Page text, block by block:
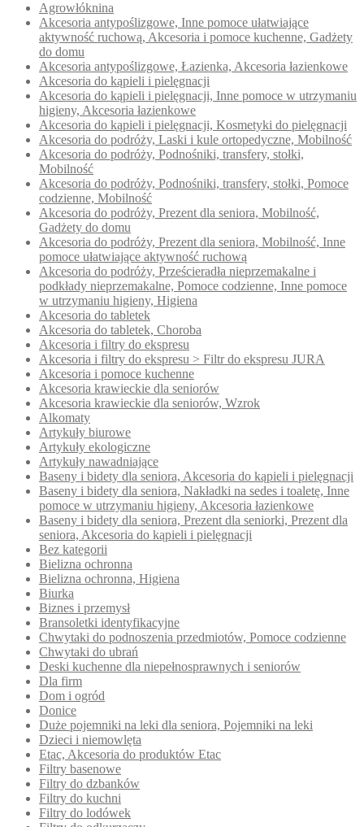
Agrowłóknina
Akcesoria antypoślizgowe, Inne pomoce ułatwiające
aktywność ruchową, Akcesoria i pomoce kuchenne, Gadżety
do domu
Akcesoria antypoślizgowe, Łazienka, Akcesoria łazienkowe
Akcesoria do kąpieli i pielęgnacji
Akcesoria do kąpieli i pielęgnacji, Inne pomoce w utrzymaniu
higieny, Akcesoria łazienkowe
Akcesoria do kąpieli i pielęgnacji, Kosmetyki do pielęgnacji
Akcesoria do podróży, Laski i kule ortopedyczne, Mobilność
Akcesoria do podróży, Podnośniki, transfery, stołki,
Mobilność
Akcesoria do podróży, Podnośniki, transfery, stołki, Pomoce
codzienne, Mobilność
Akcesoria do podróży, Prezent dla seniora, Mobilność,
Gadżety do domu
Akcesoria do podróży, Prezent dla seniora, Mobilność, Inne
pomoce ułatwiające aktywność ruchową
Akcesoria do podróży, Prześcieradła nieprzemakalne i
podkłady nieprzemakalne, Pomoce codzienne, Inne pomoce
w utrzymaniu higieny, Higiena
Akcesoria do tabletek
Akcesoria do tabletek, Choroba
Akcesoria i filtry do ekspresu
Akcesoria i filtry do ekspresu > Filtr do ekspresu JURA
Akcesoria i pomoce kuchenne
Akcesoria krawieckie dla seniorów
Akcesoria krawieckie dla seniorów, Wzrok
Alkomaty
Artykuły biurowe
Artykuły ekologiczne
Artykuły nawadniające
Baseny i bidety dla seniora, Akcesoria do kąpieli i pielęgnacji
Baseny i bidety dla seniora, Nakładki na sedes i toaletę, Inne
pomoce w utrzymaniu higieny, Akcesoria łazienkowe
Baseny i bidety dla seniora, Prezent dla seniorki, Prezent dla
seniora, Akcesoria do kąpieli i pielęgnacji
Bez kategorii
Bielizna ochronna
Bielizna ochronna, Higiena
Biurka
Biznes i przemysł
Bransoletki identyfikacyjne
Chwytaki do podnoszenia przedmiotów, Pomoce codzienne
Chwytaki do ubrań
Deski kuchenne dla niepełnosprawnych i seniorów
Dla firm
Dom i ogród
Donice
Duże pojemniki na leki dla seniora, Pojemniki na leki
Dzieci i niemowlęta
Etac, Akcesoria do produktów Etac
Filtry basenowe
Filtry do dzbanków
Filtry do kuchni
Filtry do lodówek